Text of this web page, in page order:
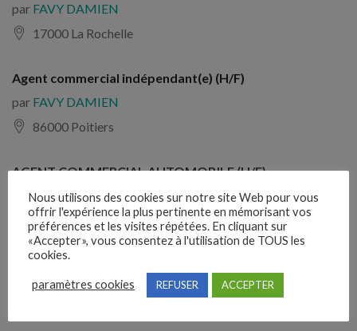
par FAVY DAMIEN
17000 La Rochelle
Agent commercial indépendant(e) (H/F)
par FAVY DAMIEN
86000 Poitiers
AGENT COMMERCIAL AUTOMOBILE (H/F)
parBRUNEAU HUGO
Indre-et-Loire
Employé commercial rayon animalerie (H/F)
parAUCHAN AVRILLE
Nous utilisons des cookies sur notre site Web pour vous
offrir l'expérience la plus pertinente en mémorisant vos
préférences et les visites répétées. En cliquant sur
«Accepter», vous consentez à l'utilisation de TOUS les
cookies.
paramètres cookies REFUSER ACCEPTER